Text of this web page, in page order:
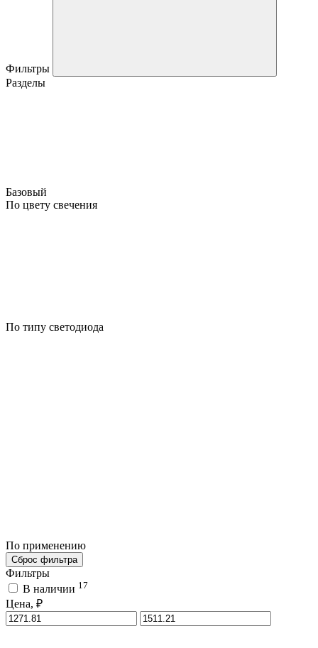
Фильтры
Разделы
Базовый
По цвету свечения
По типу светодиода
По применению
Сброс фильтра
Фильтры
В наличии 17
Цена, ₽